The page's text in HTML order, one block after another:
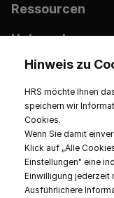
Ressourcen
Unternehmen
2026
Imprint
Hinweis zu
HRS möchte Ihnen
speichern wir
Cookies.
Wenn Sie damit
Klick auf „Alle
Einstellungen" eine
Einwilligung jederzeit
Ausführlichere